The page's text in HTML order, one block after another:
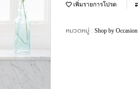
เพิ่มรายการโปรด
หมวดหมู่ : Shop by Occasion